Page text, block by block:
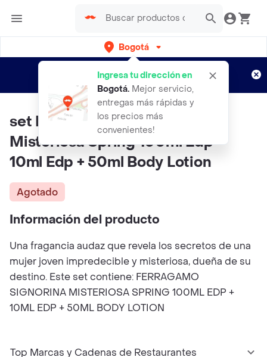
Bogotá
Ingresa tu dirección en
Bogotá. Mejor servicio,
entregas más rápidas y
los precios más
convenientes!
envíos gratis por semanas
Aplican TyC
set Ferragamo Signorina
Misteriosa Spring 100ml Edp +
10ml Edp + 50ml Body Lotion
Agotado
Información del producto
Una fragancia audaz que revela los secretos de una
mujer joven impredecible y misteriosa, dueña de su
destino. Este set contiene: FERRAGAMO
SIGNORINA MISTERIOSA SPRING 100ML EDP +
10ML EDP + 50ML BODY LOTION
Top Marcas y Cadenas de Restaurantes